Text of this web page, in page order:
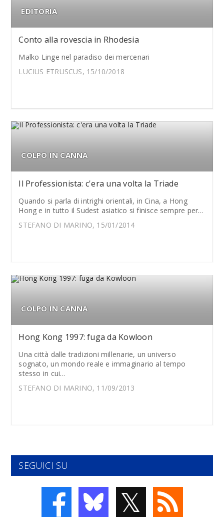
EDITORIA
Conto alla rovescia in Rhodesia
Malko Linge nel paradiso dei mercenari
LUCIUS ETRUSCUS, 15/10/2018
COLPO IN CANNA
Il Professionista: c'era una volta la Triade
Quando si parla di intrighi orientali, in Cina, a Hong
Hong e in tutto il Sudest asiatico si finisce sempre per...
STEFANO DI MARINO, 15/01/2014
COLPO IN CANNA
Hong Kong 1997: fuga da Kowloon
Una città dalle tradizioni millenarie, un universo
sognato, un mondo reale e immaginario al tempo
stesso in cui...
STEFANO DI MARINO, 11/09/2013
SEGUICI SU
𝕏